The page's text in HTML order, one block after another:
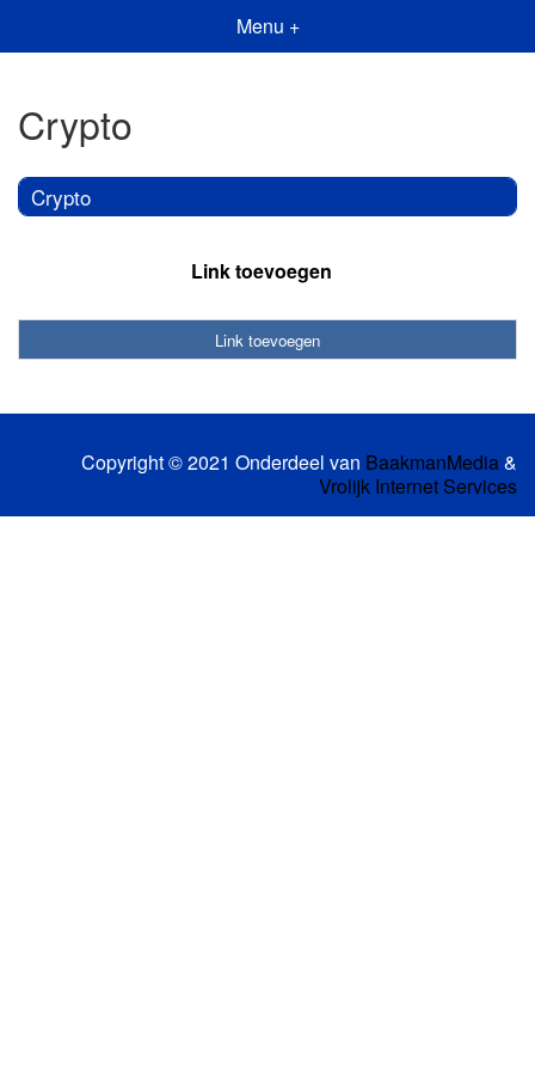
Menu +
Crypto
Crypto
Link toevoegen
Link toevoegen
Copyright © 2021 Onderdeel van BaakmanMedia&
Vrolijk Internet Services